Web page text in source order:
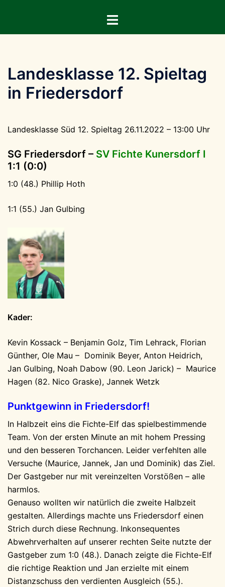
springen
Menü
Landesklasse 12. Spieltag
in Friedersdorf
Landesklasse Süd 12. Spieltag 26.11.2022 – 13:00 Uhr
SG Friedersdorf – SV Fichte Kunersdorf I
1:1 (0:0)
1:0 (48.) Phillip Hoth
1:1 (55.) Jan Gulbing
Kader:
Kevin Kossack – Benjamin Golz, Tim Lehrack, Florian
Günther, Ole Mau – Dominik Beyer, Anton Heidrich,
Jan Gulbing, Noah Dabow (90. Leon Jarick) – Maurice
Hagen (82. Nico Graske), Jannek Wetzk
Punktgewinn in Friedersdorf!
In Halbzeit eins die Fichte-Elf das spielbestimmende
Team. Von der ersten Minute an mit hohem Pressing
und den besseren Torchancen. Leider verfehlten alle
Versuche (Maurice, Jannek, Jan und Dominik) das Ziel.
Der Gastgeber nur mit vereinzelten Vorstößen – alle
harmlos.
Genauso wollten wir natürlich die zweite Halbzeit
gestalten. Allerdings machte uns Friedersdorf einen
Strich durch diese Rechnung. Inkonsequentes
Abwehrverhalten auf unserer rechten Seite nutzte der
Gastgeber zum 1:0 (48.). Danach zeigte die Fichte-Elf
die richtige Reaktion und Jan erzielte mit einem
Distanzschuss den verdienten Ausgleich (55.).